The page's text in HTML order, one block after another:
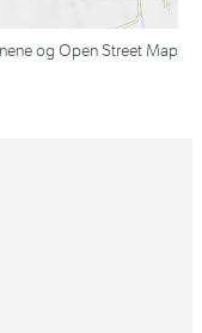
og Open Street Map